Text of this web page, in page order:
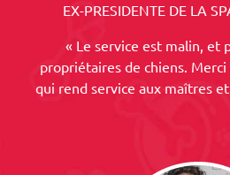
EX-PRESIDENTE DE LA
« Le service est malin, et
propriétaires de chiens.
qui rend service aux maîtres